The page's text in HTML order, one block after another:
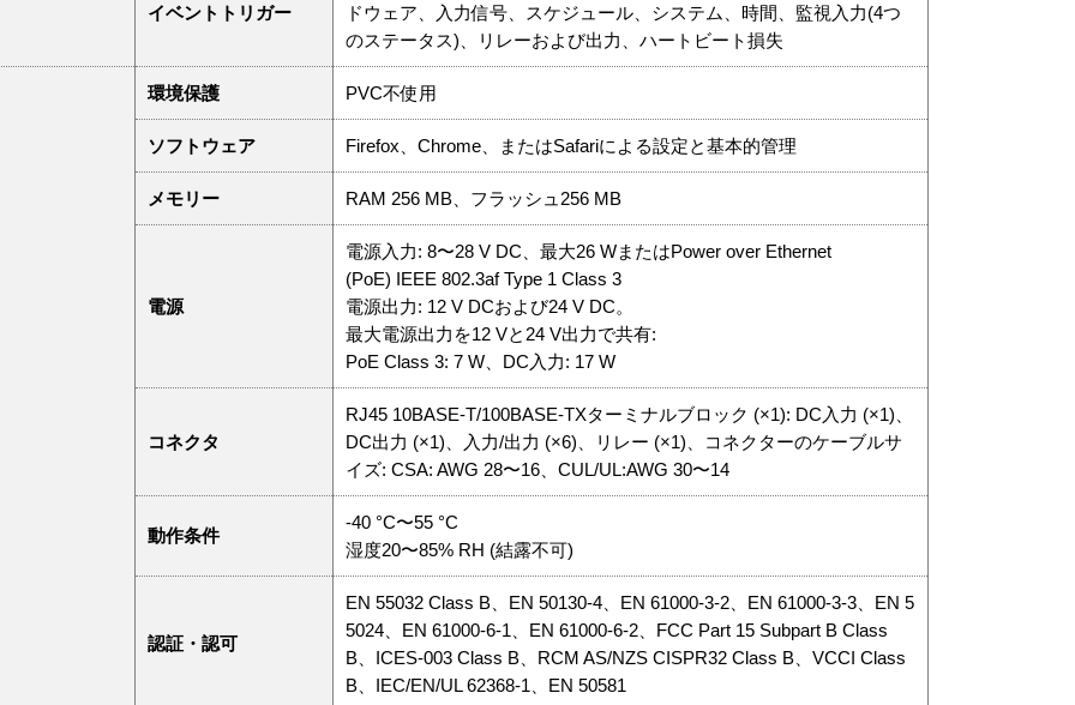
イベントトリガー
ドウェア、入力信号、スケジュール、システム、時間、監視入力(4つ
のステータス)、リレーおよび出力、ハートビート損失
環境保護 PVC不使用
ソフトウェア Firefox、Chrome、またはSafariによる設定と基本的管理
メモリー RAM 256 MB、フラッシュ256 MB
電源
電源入力: 8〜28 V DC、最⼤26 WまたはPower over Ethernet
(PoE) IEEE 802.3af Type 1 Class 3
電源出力: 12 V DCおよび24 V DC。
最大電源出力を12 Vと24 V出力で共有:
PoE Class 3: 7 W、DC入力: 17 W
コネクタ
RJ45 10BASE-T/100BASE-TXターミナルブロック (×1): DC⼊⼒ (×1)、
DC出⼒ (×1)、入力/出力 (×6)、リレー (×1)、コネクターのケーブルサ
イズ: CSA: AWG 28〜16、CUL/UL:AWG 30〜14
動作条件
-40 °C〜55 °C
湿度20〜85% RH (結露不可)
認証・認可
EN 55032 Class B、EN 50130-4、EN 61000-3-2、EN 61000-3-3、EN 5
5024、EN 61000-6-1、EN 61000-6-2、FCC Part 15 Subpart B Class
B、ICES-003 Class B、RCM AS/NZS CISPR32 Class B、VCCI Class
B、IEC/EN/UL 62368-1、EN 50581